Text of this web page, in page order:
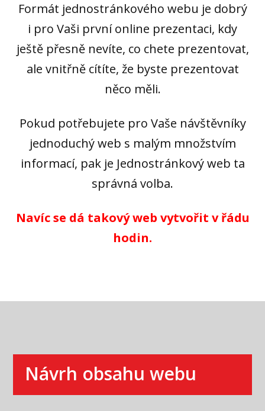
Formát jednostránkového webu je dobrý
i pro Vaši první online prezentaci, kdy
ještě přesně nevíte, co chete prezentovat,
ale vnitřně cítíte, že byste prezentovat
něco měli.
Pokud potřebujete pro Vaše návštěvníky
jednoduchý web s malým množstvím
informací, pak je Jednostránkový web ta
správná volba.
Navíc se dá takový web vytvořit v řádu
hodin.
Návrh obsahu webu